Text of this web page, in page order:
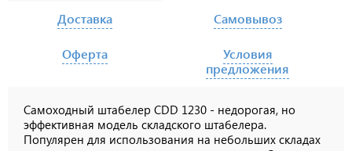
Самоходный штабелер CDD 1230 - недорогая, но
эффективная модель складского штабелера.
Популярен для использования на небольших складах
Доставка Самовывоз
Оферта
Условия
предложения